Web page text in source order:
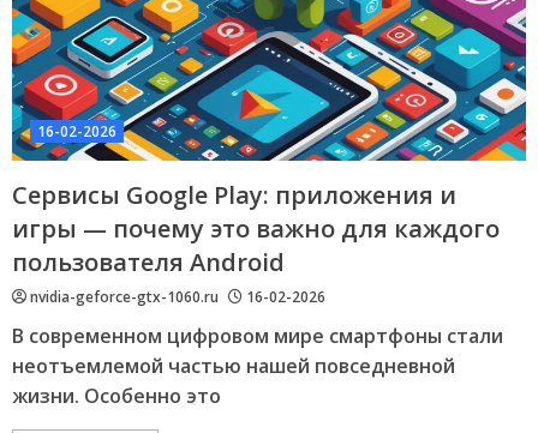
16-02-2026
Сервисы Google Play: приложения и
игры — почему это важно для каждого
пользователя Android
nvidia-geforce-gtx-1060.ru 16-02-2026
В современном цифровом мире смартфоны стали
неотъемлемой частью нашей повседневной
жизни. Особенно это